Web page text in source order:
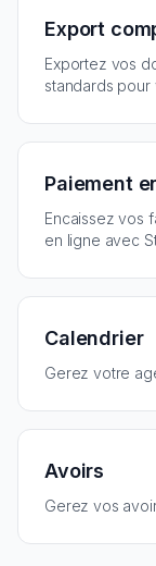
Export
Exportez vos
standards
Paiement
Encaissez vos
en ligne avec
Calendrier
Gerez votre
Avoirs
Gerez vos